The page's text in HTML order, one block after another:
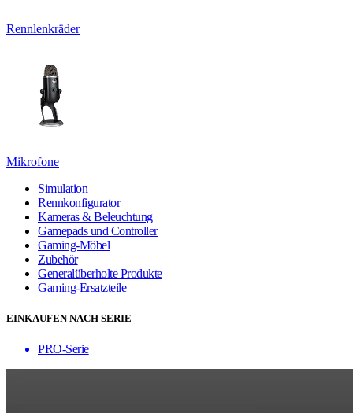
Rennlenkräder
Mikrofone
Simulation
Rennkonfigurator
Kameras & Beleuchtung
Gamepads und Controller
Gaming-Möbel
Zubehör
Generalüberholte Produkte
Gaming-Ersatzteile
EINKAUFEN NACH SERIE
PRO-Serie